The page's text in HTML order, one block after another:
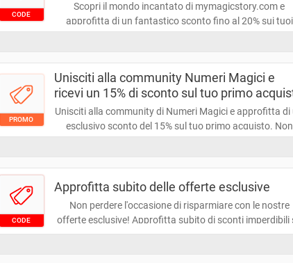
CODE
Scopri il mondo incantato di mymagicstory.com e
approfitta di un fantastico sconto fino al 20% sui tuoi
limitata!
PROMO
Unisciti alla community Numeri Magici e
ricevi un 15% di sconto sul tuo primo
Unisciti alla community di Numeri Magici e approfitta di
esclusivo sconto del 15% sul tuo primo acquisto. Non
CODE
Approfitta subito delle offerte esclusive
Non perdere l'occasione di risparmiare con le nostre
offerte esclusive! Approfitta subito di sconti imperdibili
una vasta gamma di prodotti e servizi. Visita il nostro